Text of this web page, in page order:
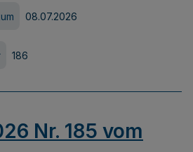
08.07.2026
186
Nr. 185 vom